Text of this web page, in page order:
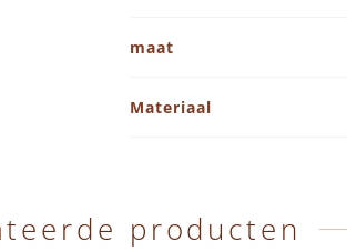
maat
Materiaal
producten